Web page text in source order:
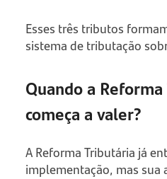
Esses três tributos
sistema de tributação
Quando a
começa a valer?
A Reforma Tributária já
implementação, mas sua